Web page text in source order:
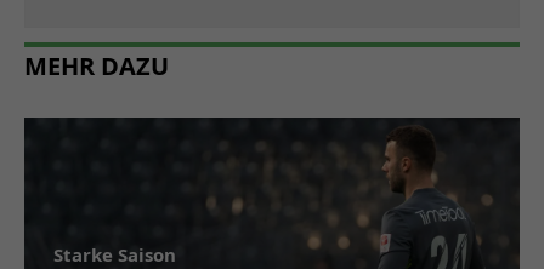
MEHR DAZU
Starke Saison